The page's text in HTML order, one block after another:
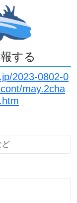
する
2023-0802-0
may.2cha